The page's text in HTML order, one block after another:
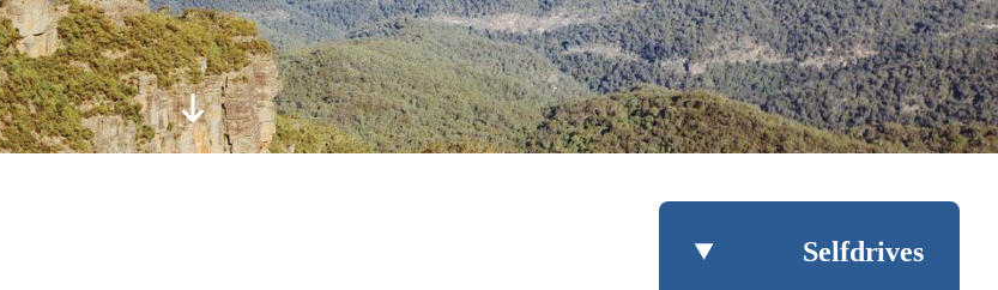
Selfdrives